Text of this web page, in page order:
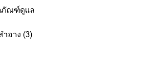
ภัณฑ์ดูแล
าอาง (3)